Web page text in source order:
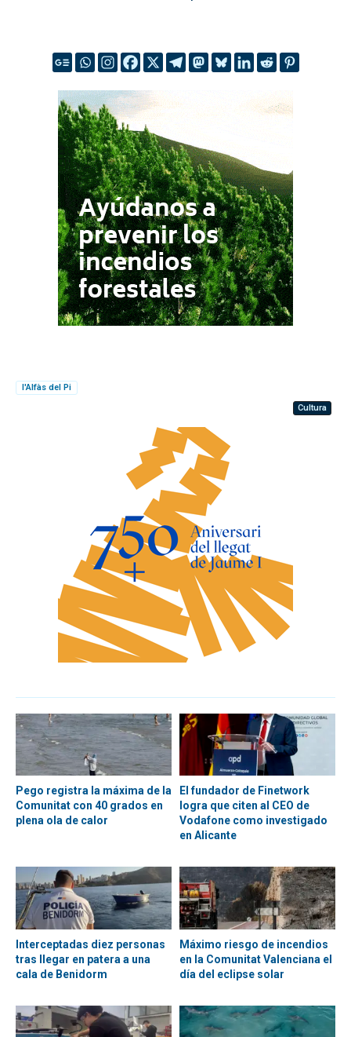
l'Alfàs del Pi
Cultura
Pego registra la máxima de la
Comunitat con 40 grados en
plena ola de calor
El fundador de Finetwork
logra que citen al CEO de
Vodafone como investigado
en Alicante
Interceptadas diez personas
tras llegar en patera a una
cala de Benidorm
Máximo riesgo de incendios
en la Comunitat Valenciana el
día del eclipse solar